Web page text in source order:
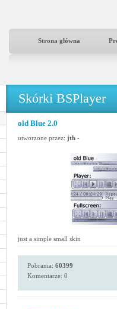
Strona główna
Skórki BSPlayer
old Blue 2.0
utworzone przez: jth -
just a simple small skin
Pobrania: 60399
Komentarze: 0